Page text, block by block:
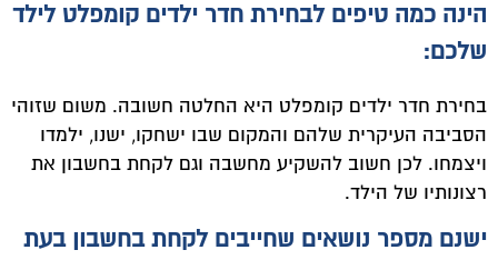
הינה כמה טיפים לבחירת חדר ילדים קומפלט לילד
שלכם:
בחירת חדר ילדים קומפלט היא החלטה חשובה. משום שזוהי
הסביבה העיקרית שלהם והמקום שבו ישחקו, ישנו, ילמדו
ויצמחו. לכן חשוב להשקיע מחשבה וגם לקחת בחשבון את
רצונותיו של הילד.
ישנם מספר נושאים שחייבים לקחת בחשבון בעת